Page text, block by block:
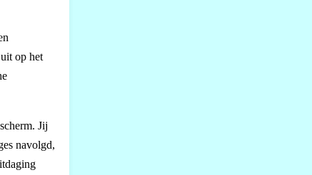
op het
Jij
navolgd,